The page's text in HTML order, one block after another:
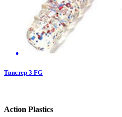
Твистер 3 FG
Action Plastics